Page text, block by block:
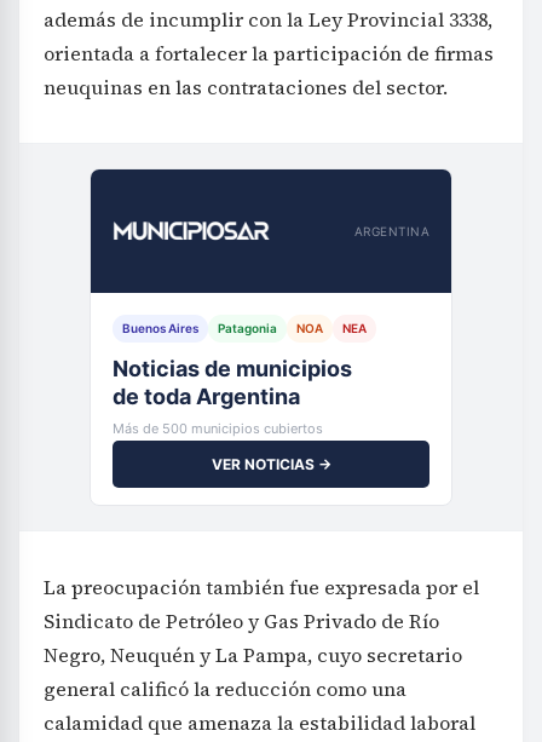
además de incumplir con la Ley Provincial 3338,
orientada a fortalecer la participación de firmas
neuquinas en las contrataciones del sector.
ARGENTINA
Buenos Aires Patagonia NOA NEA
Noticias de municipios
de toda Argentina
Más de 500 municipios cubiertos
VER NOTICIAS →
La preocupación también fue expresada por el
Sindicato de Petróleo y Gas Privado de Río
Negro, Neuquén y La Pampa, cuyo secretario
general calificó la reducción como una
calamidad que amenaza la estabilidad laboral